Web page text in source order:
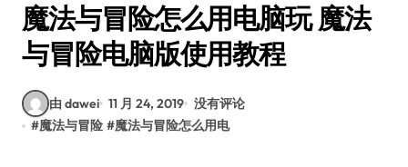
魔法与冒险怎么用电脑玩 魔法
与冒险电脑版使用教程
由 dawei 11 月 24, 2019 没有评论
#魔法与冒险 #魔法与冒险怎么用电